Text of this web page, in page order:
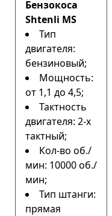
Бензокоса
Shtenli MS
Тип
двигателя:
бензиновый;
Мощность:
от 1,1 до 4,5;
Тактность
двигателя: 2-х
тактный;
Кол-во об./
мин: 10000 об./
мин;
Тип штанги:
прямая